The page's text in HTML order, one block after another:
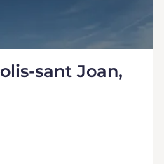
sant Joan,